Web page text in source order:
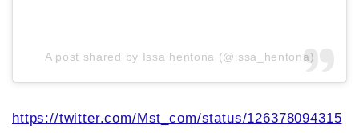
A post shared by Issa hentona (@issa_hentona)
https://twitter.com/Mst_com/status/126378094315